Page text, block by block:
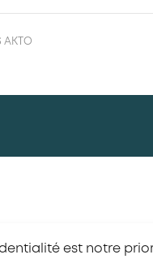
AKTO
est notre